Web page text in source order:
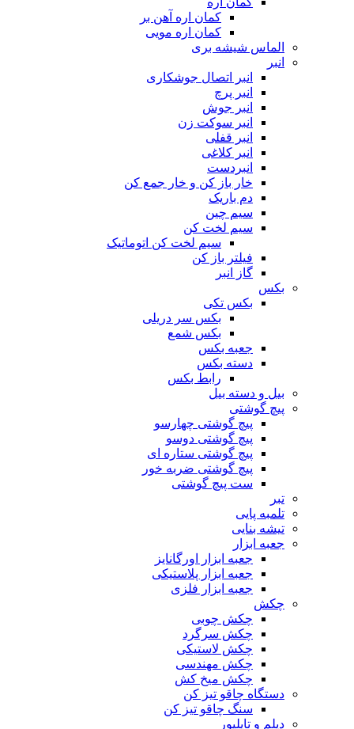
کمان اره آهن بر
کمان اره مویی
الماس شیشه بری
انبر
انبر اتصال جوشکاری
انبر پرچ
انبر جوش
انبر سوکت زن
انبر قفلی
انبر کلاغی
انبردست
خار باز کن و خار جمع کن
دم باریک
سیم چین
سیم لخت کن
سیم لخت کن اتوماتیک
فیلتر باز کن
گاز انبر
بکس
بکس تکی
بکس سر دریلی
بکس شمع
جعبه بکس
دسته بکس
رابط بکس
بیل و دسته بیل
پیچ گوشتی
پیچ گوشتی چهارسو
پیچ گوشتی دوسو
پیچ گوشتی ستاره‌ ای
پیچ گوشتی ضربه خور
ست پیچ گوشتی
تبر
تلمبه پایی
تیشه بنایی
جعبه ابزار
جعبه ابزار اورگانایز
جعبه ابزار پلاستیکی
جعبه ابزار فلزی
چکش
چکش چوبی
چکش سرگرد
چکش لاستیکی
چکش مهندسی
چکش میخ کش
دستگاه چاقو تیز کن
سنگ چاقو تیز کن
دیلم و تایلیور